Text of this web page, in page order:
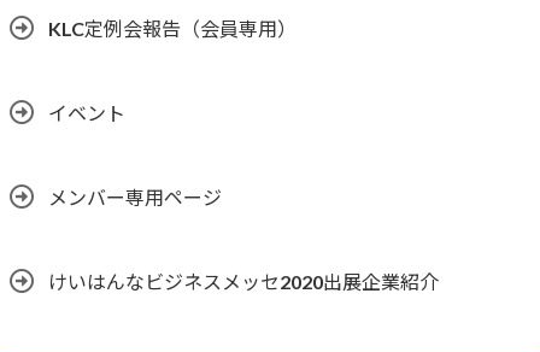
KLC定例会報告（会員専用）
イベント
メンバー専用ページ
けいはんなビジネスメッセ2020出展企業紹介